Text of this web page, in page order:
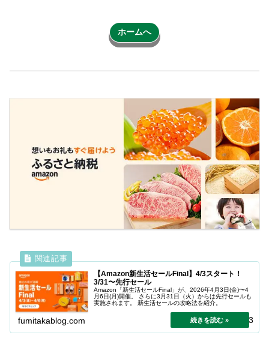
ホームへ
【Amazon新生活セールFinal】4/3スタート！
3/31〜先行セール
Amazon「新生活セールFinal」が、2026年4月3日(金)〜4
月6日(月)開催。 さらに3月31日（火）からは先行セールも
実施されます。 新生活セールの攻略法を紹介。
fumitakablog.com 2026.04.03